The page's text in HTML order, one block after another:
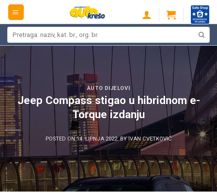
Skip
content
AUTO DIJELOVI
Jeep Compass stigao u hibridnom e-
Torque izdanju
POSTED ON14. LIPNJA 2022. BYIVAN CVETKOVIĆ